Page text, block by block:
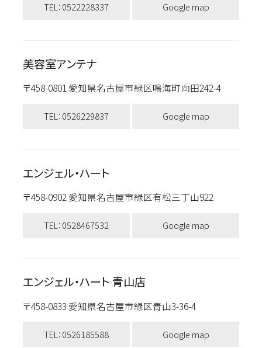
TEL：0522228337 Google map
美容室アンテナ
〒458-0801 愛知県名古屋市緑区鳴海町向田242-4
TEL：0526229837 Google map
エンジェル・ハート
〒458-0902 愛知県名古屋市緑区有松三丁山922
TEL：0528467532 Google map
エンジェル・ハート 青山店
〒458-0833 愛知県名古屋市緑区青山3-36-4
TEL：0526185588 Google map